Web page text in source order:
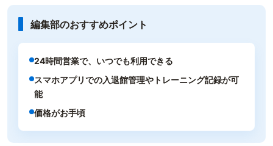
編集部のおすすめポイント
24時間営業で、いつでも利用できる
スマホアプリでの入退館管理やトレーニング記録が可
能
価格がお手頃